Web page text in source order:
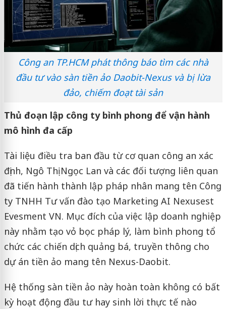
Công an TP.HCM phát thông báo tìm các nhà
đầu tư vào sàn tiền ảo Daobit-Nexus và bị lừa
đảo, chiếm đoạt tài sản
Thủ đoạn lập công ty bình phong để vận hành
mô hình đa cấp
Tài liệu điều tra ban đầu từ cơ quan công an xác
định, Ngô Thị Ngọc Lan và các đối tượng liên quan
đã tiến hành thành lập pháp nhân mang tên Công
ty TNHH Tư vấn đào tạo Marketing AI Nexusest
Evesment VN. Mục đích của việc lập doanh nghiệp
này nhằm tạo vỏ bọc pháp lý, làm bình phong tổ
chức các chiến dịch quảng bá, truyền thông cho
dự án tiền ảo mang tên Nexus-Daobit.
Hệ thống sàn tiền ảo này hoàn toàn không có bất
kỳ hoạt động đầu tư hay sinh lời thực tế nào